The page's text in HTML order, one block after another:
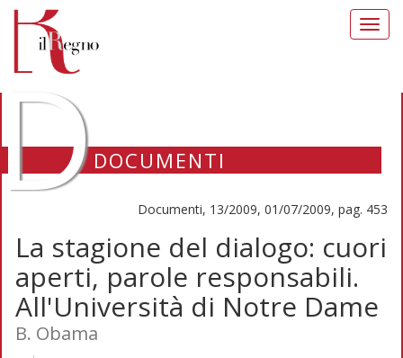
DOCUMENTI
Documenti, 13/2009, 01/07/2009, pag. 453
La stagione del dialogo: cuori
aperti, parole responsabili.
All'Università di Notre Dame
B. Obama